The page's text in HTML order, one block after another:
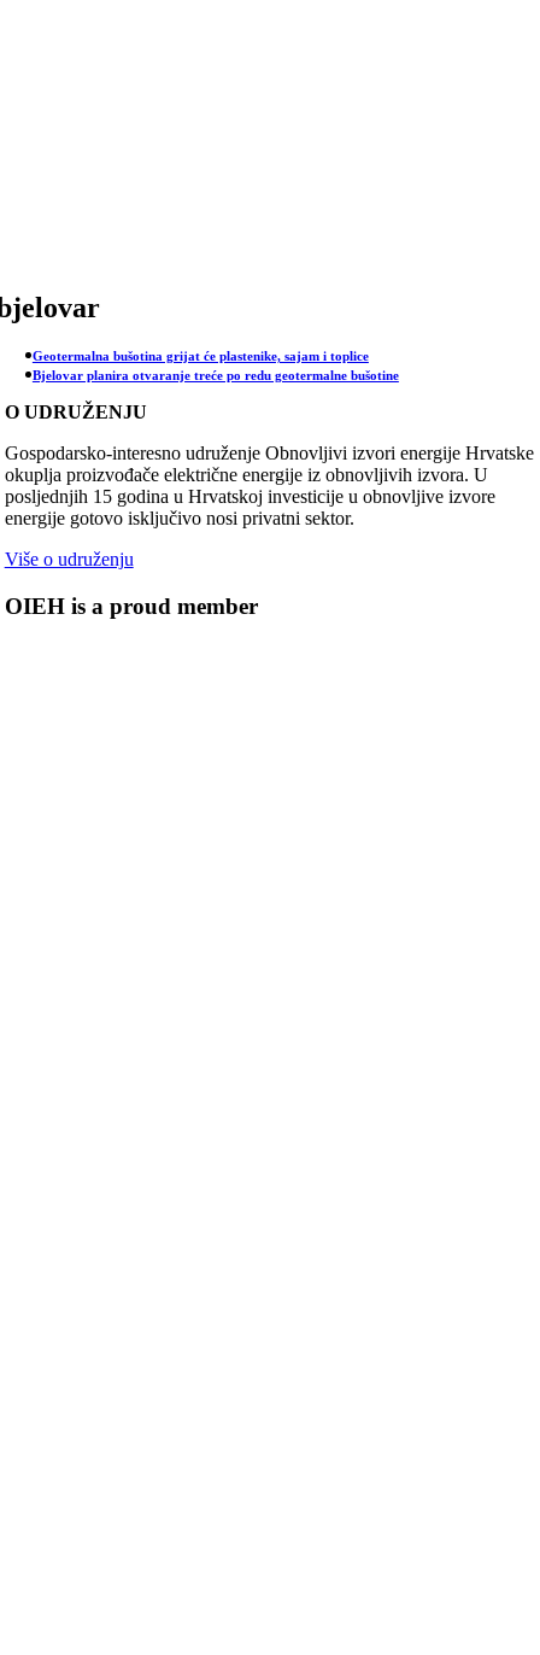
Geotermalna bušotina grijat će plastenike, sajam i toplice
Bjelovar planira otvaranje treće po redu geotermalne bušotine
O UDRUŽENJU
Gospodarsko-interesno udruženje Obnovljivi izvori energije Hrvatske
okuplja proizvođače električne energije iz obnovljivih izvora. U
posljednjih 15 godina u Hrvatskoj investicije u obnovljive izvore
energije gotovo isključivo nosi privatni sektor.
Više o udruženju
OIEH is a proud member